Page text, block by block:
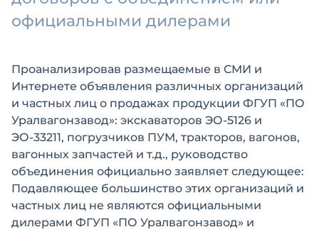
официальными дилерами
Проанализировав размещаемые в СМИ и
Интернете объявления различных организаций
и частных лиц о продажах продукции ФГУП «ПО
Уралвагонзавод»: экскаваторов ЭО-5126 и
ЭО-33211, погрузчиков ПУМ, тракторов, вагонов,
вагонных запчастей и т.д., руководство
объединения официально заявляет следующее:
Подавляющее большинство этих организаций и
частных лиц не являются официальными
дилерами ФГУП «ПО Уралвагонзавод» и